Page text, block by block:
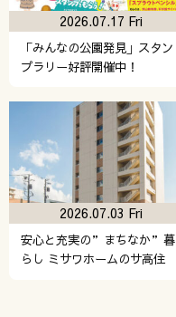
「みんなの公園発見」スタン
プラリー好評開催中！
2026.07.17 Fri
安心と充実の”まちなか”暮
らし ミサワホームのサ高住
2026.07.03 Fri